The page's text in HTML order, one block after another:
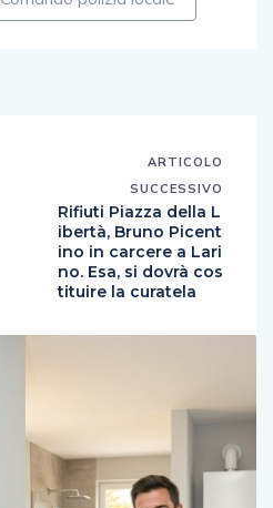
ARTICOLO
SUCCESSIVO
Rifiuti Piazza della L
ibertà, Bruno Picent
ino in carcere a Lari
no. Esa, si dovrà cos
tituire la curatela